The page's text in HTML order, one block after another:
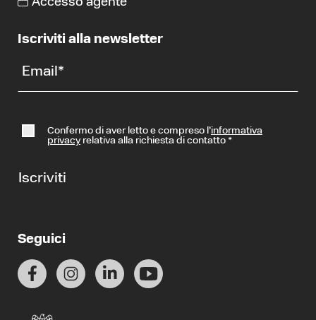
Iscriviti alla newsletter
Email *
Confermo di aver letto e compreso l’informativa
privacyrelativa alla richiesta di contatto *
Iscriviti
Seguici